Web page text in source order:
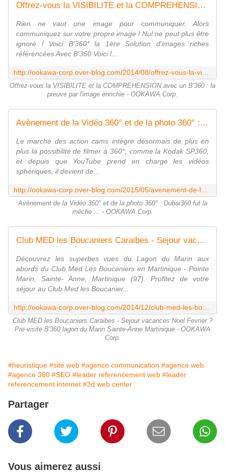
Offrez-vous la VISIBILITE et la COMPREHENSION avec un B'360 : la preuve par l'image enrichie - OOKAWA Corp.
Rien ne vaut une image pour communiquer. Alors
communiquez sur votre propre image ! Nul ne peut plus être
ignoré ! Voici B'360* la 1ère Solution d'images riches
référencées Avec B'360 Voici l...
Offrez-vous la VISIBILITE et la COMPREHENSION avec un B'360 : la
preuve par l'image enrichie - OOKAWA Corp.
Avènement de la Vidéo 360° et de la photo 360° : Dubai360 fut la mèche ... - OOKAWA Corp.
Le marché des action cams intègre désormais de plus en
plus la possibilité de filmer à 360°, comme la Kodak SP360,
et depuis que YouTube prend en charge les vidéos
sphériques, il devient de...
Avènement de la Vidéo 360° et de la photo 360° : Dubai360 fut la
mèche ... - OOKAWA Corp.
Club MED les Boucaniers Caraibes - Sejour vacances Noel Fevrier ? Pre-visite B'360 lagon du Marin Sainte-Anne Martinique - OOKAWA Corp.
Découvrez les superbes vues du Lagon du Marin aux
abords du Club Med Les Boucaniers en Martinique - Pointe
Marin, Sainte- Anne, Martinique (97). Profitez de votre
séjour au Club Med les Boucanier...
Club MED les Boucaniers Caraibes - Sejour vacances Noel Fevrier ?
Pre-visite B'360 lagon du Marin Sainte-Anne Martinique - OOKAWA
Corp.
#heuristique #site web #agence communication #agence web
#agence 360 #SEO #leader referencement web #leader
referencement internet #3d web center
Partager
Vous aimerez aussi